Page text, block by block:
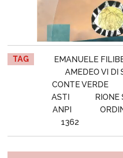
TAG
EMANUELE
AMEDEO VI DI
CONTE VERDE
ASTI
RIONE
ANPI
1362